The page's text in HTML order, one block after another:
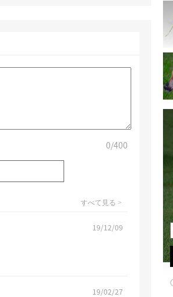
0/400
すべて見る >
19/12/09
19/02/27